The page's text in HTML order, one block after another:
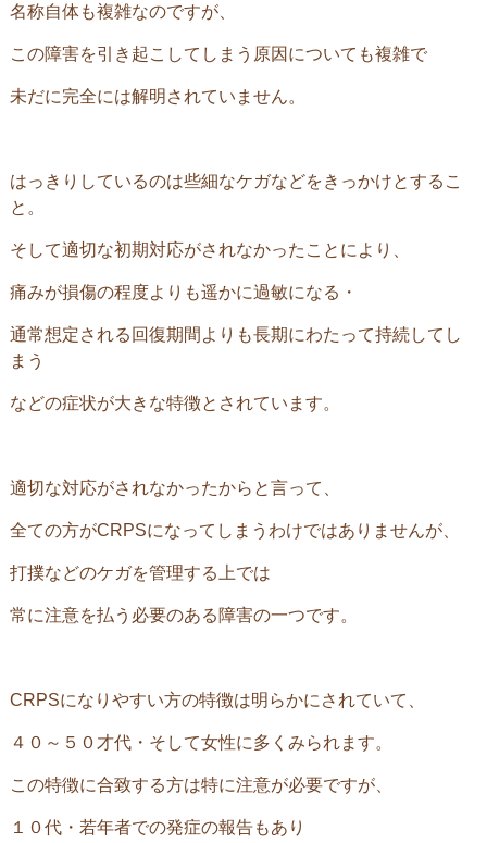
名称自体も複雑なのですが、
この障害を引き起こしてしまう原因についても複雑で
未だに完全には解明されていません。
はっきりしているのは些細なケガなどをきっかけとするこ
と。
そして適切な初期対応がされなかったことにより、
痛みが損傷の程度よりも遥かに過敏になる・
通常想定される回復期間よりも長期にわたって持続してし
まう
などの症状が大きな特徴とされています。
適切な対応がされなかったからと言って、
全ての方がCRPSになってしまうわけではありませんが、
打撲などのケガを管理する上では
常に注意を払う必要のある障害の一つです。
CRPSになりやすい方の特徴は明らかにされていて、
４０～５０才代・そして女性に多くみられます。
この特徴に合致する方は特に注意が必要ですが、
１０代・若年者での発症の報告もあり